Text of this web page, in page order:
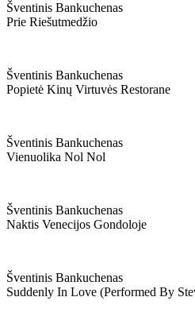
Šventinis Bankuchenas
Prie Riešutmedžio
Šventinis Bankuchenas
Popietė Kinų Virtuvės Restorane
Šventinis Bankuchenas
Vienuolika Nol Nol
Šventinis Bankuchenas
Naktis Venecijos Gondoloje
Šventinis Bankuchenas
Suddenly In Love (performed By